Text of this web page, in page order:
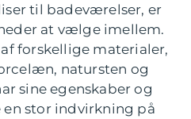
til badeværelser, er
at vælge imellem.
forskellige materialer,
natursten og
sine egenskaber og
en stor indvirkning på